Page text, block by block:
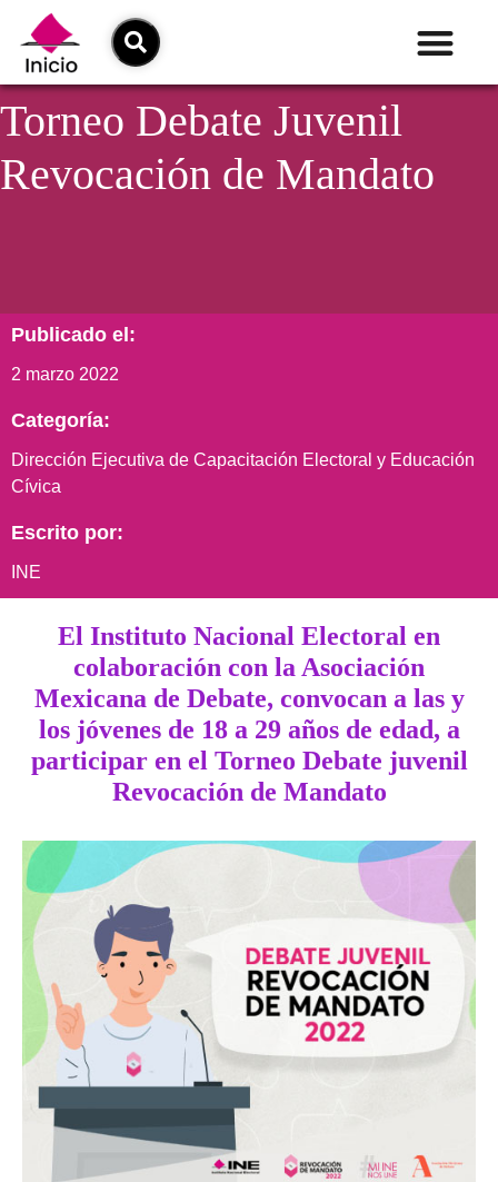
Torneo Debate Juvenil
Revocación de Mandato
Publicado el:
2 marzo 2022
Categoría:
Dirección Ejecutiva de Capacitación Electoral y Educación
Cívica
Escrito por:
INE
El Instituto Nacional Electoral en
colaboración con la Asociación
Mexicana de Debate, convocan a las y
los jóvenes de 18 a 29 años de edad, a
participar en el Torneo Debate juvenil
Revocación de Mandato